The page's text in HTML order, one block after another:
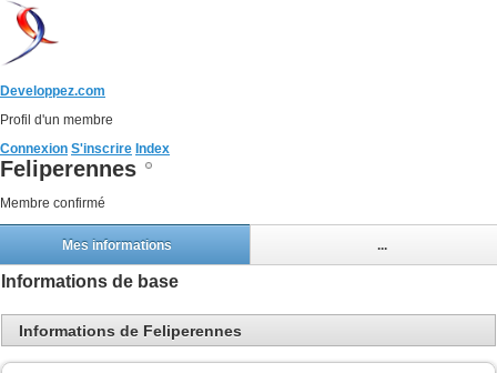
Developpez.com
Profil d'un membre
Connexion S'inscrire Index
Feliperennes
Membre confirmé
Mes informations ...
Informations de base
Informations de Feliperennes